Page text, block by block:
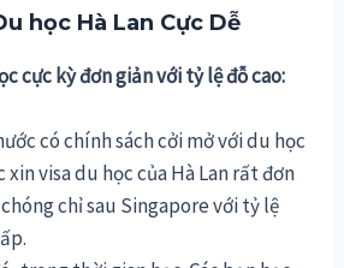
học Hà Lan Cực Dễ
cực kỳ đơn giản với tỷ lệ đỗ cao:
có chính sách cởi mở với du học
xin visa du học của Hà Lan rất đơn
chỉ sau Singapore với tỷ lệ